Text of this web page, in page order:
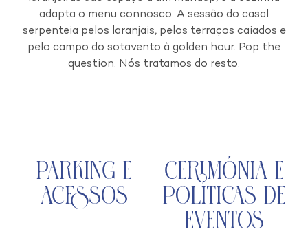
adapta o menu connosco. A sessão do casal
serpenteia pelos laranjais, pelos terraços caiados e
pelo campo do sotavento à golden hour. Pop the
question. Nós tratamos do resto.
Parking e
Acessos
Cerimónia e
Políticas de
Eventos